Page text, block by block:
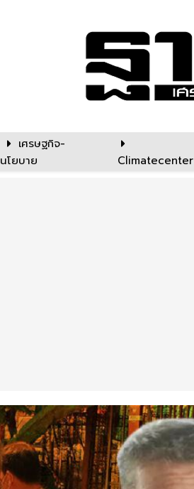
เศรษฐกิจ-
นโยบาย
Climatecenter